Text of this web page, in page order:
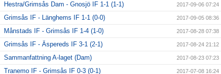
Hestra/Grimsås Dam - Gnosjö IF 1-1 (1-1) 2017-09-06 07:24
Grimsås IF - Länghems IF 1-1 (0-0) 2017-09-05 08:36
Månstads IF - Grimsås IF 1-4 (1-0) 2017-08-28 07:38
Grimsås IF - Äspereds IF 3-1 (2-1) 2017-08-24 21:12
Sammanfattning A-laget (Dam) 2017-08-23 07:23
Tranemo IF - Grimsås IF 0-3 (0-1) 2017-07-08 16:24